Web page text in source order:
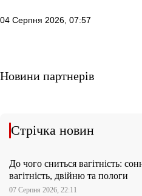
04 Серпня 2026, 07:57
Новини партнерів
Стрічка новин
До чого сниться вагітність:
вагітність, двійню та пологи
07 Серпня 2026, 22:11